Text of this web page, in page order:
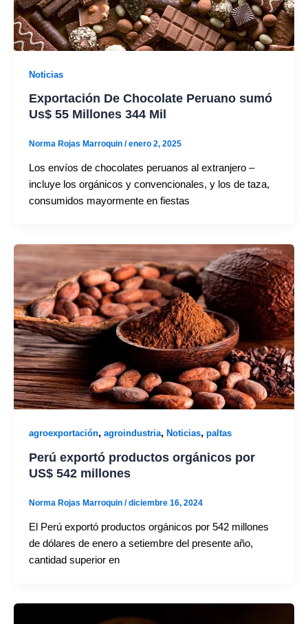
Noticias
Exportación De Chocolate Peruano sumó
Us$ 55 Millones 344 Mil
Norma Rojas Marroquin /enero 2, 2025
Los envíos de chocolates peruanos al extranjero –
incluye los orgánicos y convencionales, y los de taza,
consumidos mayormente en fiestas
agroexportación, agroindustria, Noticias, paltas
Perú exportó productos orgánicos por
US$ 542 millones
Norma Rojas Marroquin /diciembre 16, 2024
El Perú exportó productos orgánicos por 542 millones
de dólares de enero a setiembre del presente año,
cantidad superior en